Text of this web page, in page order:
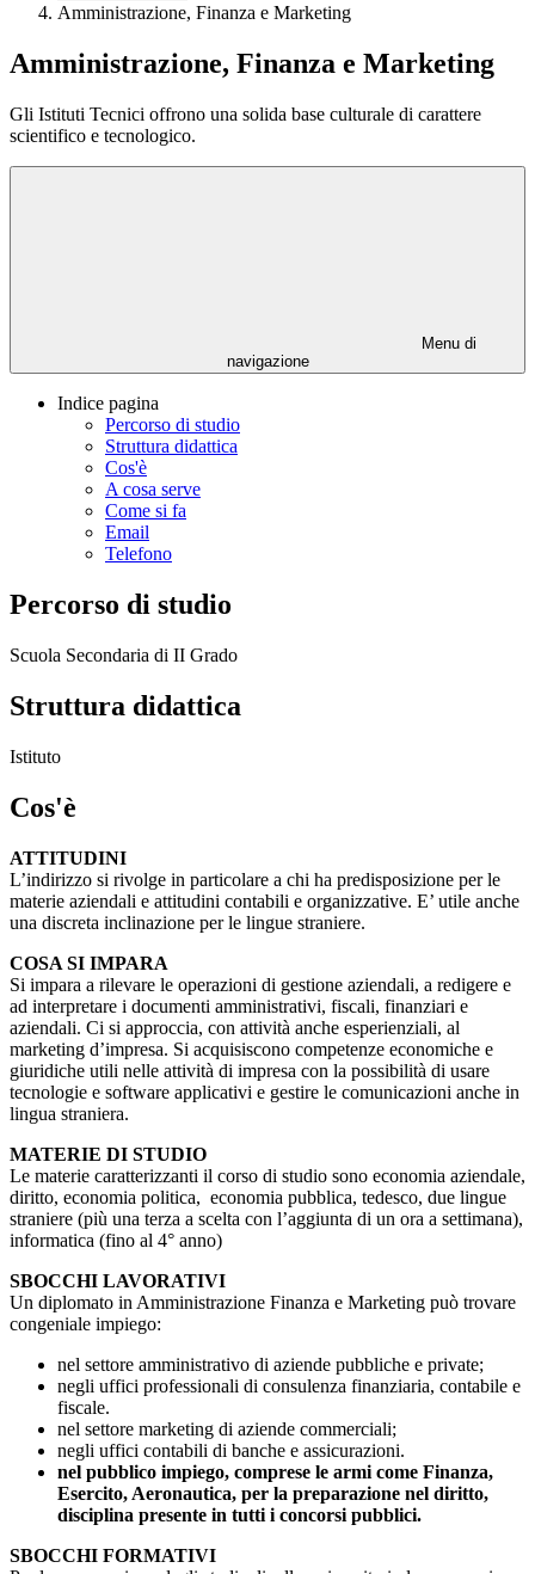
Amministrazione, Finanza e Marketing
Amministrazione, Finanza e Marketing
Gli Istituti Tecnici offrono una solida base culturale di carattere
scientifico e tecnologico.
Menu di
navigazione
Indice pagina
Percorso di studio
Struttura didattica
Cos'è
A cosa serve
Come si fa
Email
Telefono
Percorso di studio
Scuola Secondaria di II Grado
Struttura didattica
Istituto
Cos'è
ATTITUDINI
L’indirizzo si rivolge in particolare a chi ha predisposizione per le
materie aziendali e attitudini contabili e organizzative. E’ utile anche
una discreta inclinazione per le lingue straniere.
COSA SI IMPARA
Si impara a rilevare le operazioni di gestione aziendali, a redigere e
ad interpretare i documenti amministrativi, fiscali, finanziari e
aziendali. Ci si approccia, con attività anche esperienziali, al
marketing d’impresa. Si acquisiscono competenze economiche e
giuridiche utili nelle attività di impresa con la possibilità di usare
tecnologie e software applicativi e gestire le comunicazioni anche in
lingua straniera.
MATERIE DI STUDIO
Le materie caratterizzanti il corso di studio sono economia aziendale,
diritto, economia politica, economia pubblica, tedesco, due lingue
straniere (più una terza a scelta con l’aggiunta di un ora a settimana),
informatica (fino al 4° anno)
SBOCCHI LAVORATIVI
Un diplomato in Amministrazione Finanza e Marketing può trovare
congeniale impiego:
nel settore amministrativo di aziende pubbliche e private;
negli uffici professionali di consulenza finanziaria, contabile e
fiscale.
nel settore marketing di aziende commerciali;
negli uffici contabili di banche e assicurazioni.
nel pubblico impiego, comprese le armi come Finanza,
Esercito, Aeronautica, per la preparazione nel diritto,
disciplina presente in tutti i concorsi pubblici.
SBOCCHI FORMATIVI